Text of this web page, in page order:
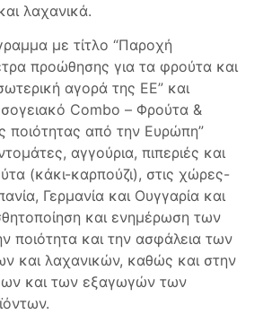
λαχανικά.
με τίτλο “Παροχή
προώθησης για τα φρούτα και
αγορά της ΕΕ” και
Combo – Φρούτα &
ποιότητας από την Ευρώπη”
αγγούρια, πιπεριές και
(κάκι-καρπούζι), στις χώρες-
Γερμανία και Ουγγαρία και
και ενημέρωση των
ποιότητα και την ασφάλεια των
και λαχανικών, καθώς και στην
και των εξαγωγών των